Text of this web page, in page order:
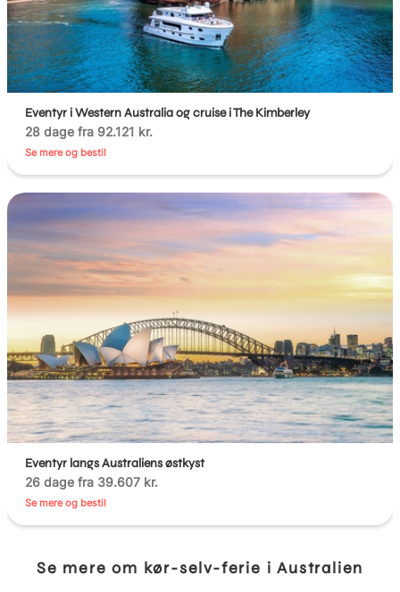
Eventyr i Western Australia og cruise i The Kimberley
28 dage fra 92.121 kr.
Se mere og bestil
Eventyr langs Australiens østkyst
26 dage fra 39.607 kr.
Se mere og bestil
Se mere om kør-selv-ferie i Australien